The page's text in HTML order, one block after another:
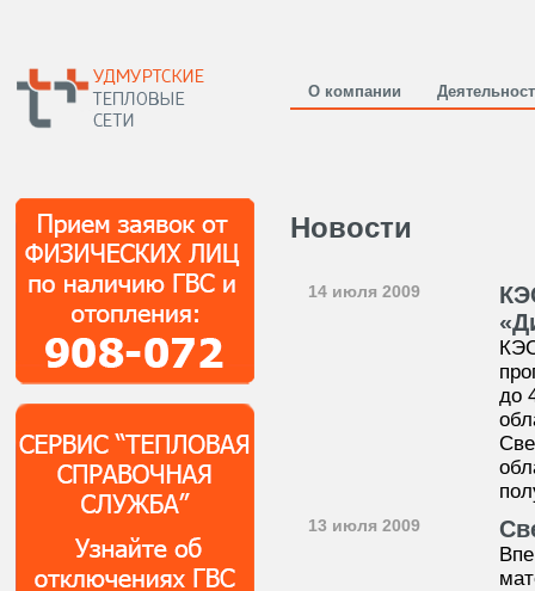
О компании
Новости
14 июля 2009
до
13 июля 2009